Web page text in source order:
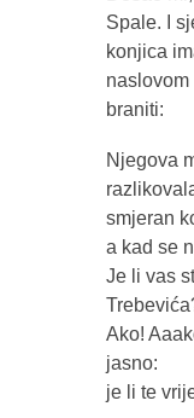
Spale. I
konjica
naslovom
braniti:
Njegova
smjeran
a kad se
Je li vas
Ako!
jasno:
je li te